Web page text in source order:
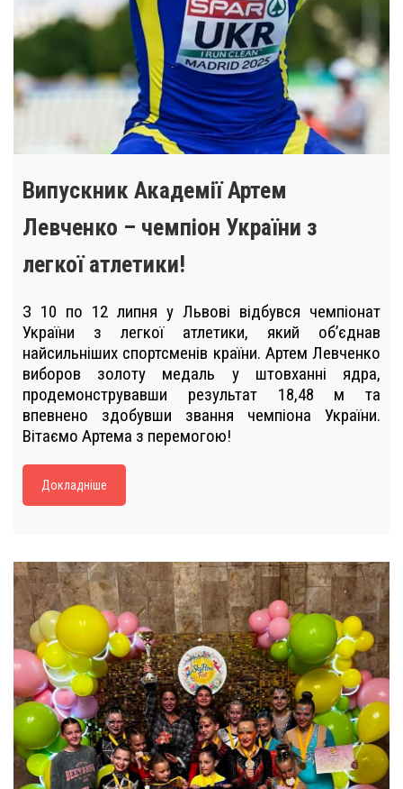
Випускник Академії Артем
Левченко – чемпіон України з
легкої атлетики!
З 10 по 12 липня у Львові відбувся чемпіонат
України з легкої атлетики, який об’єднав
найсильніших спортсменів країни. Артем Левченко
виборов золоту медаль у штовханні ядра,
продемонструвавши результат 18,48 м та
впевнено здобувши звання чемпіона України.
Вітаємо Артема з перемогою!
Докладніше